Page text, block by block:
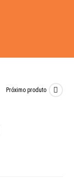
Próximo produto